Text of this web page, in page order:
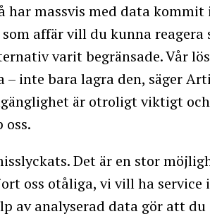
har massvis med data
affär vill du kunna reagera
varit begränsade. Vår
inte bara lagra den, säger
är otroligt viktigt
oss.
Det är en stor
oss otåliga, vi vill ha service
av analyserad data gör att du